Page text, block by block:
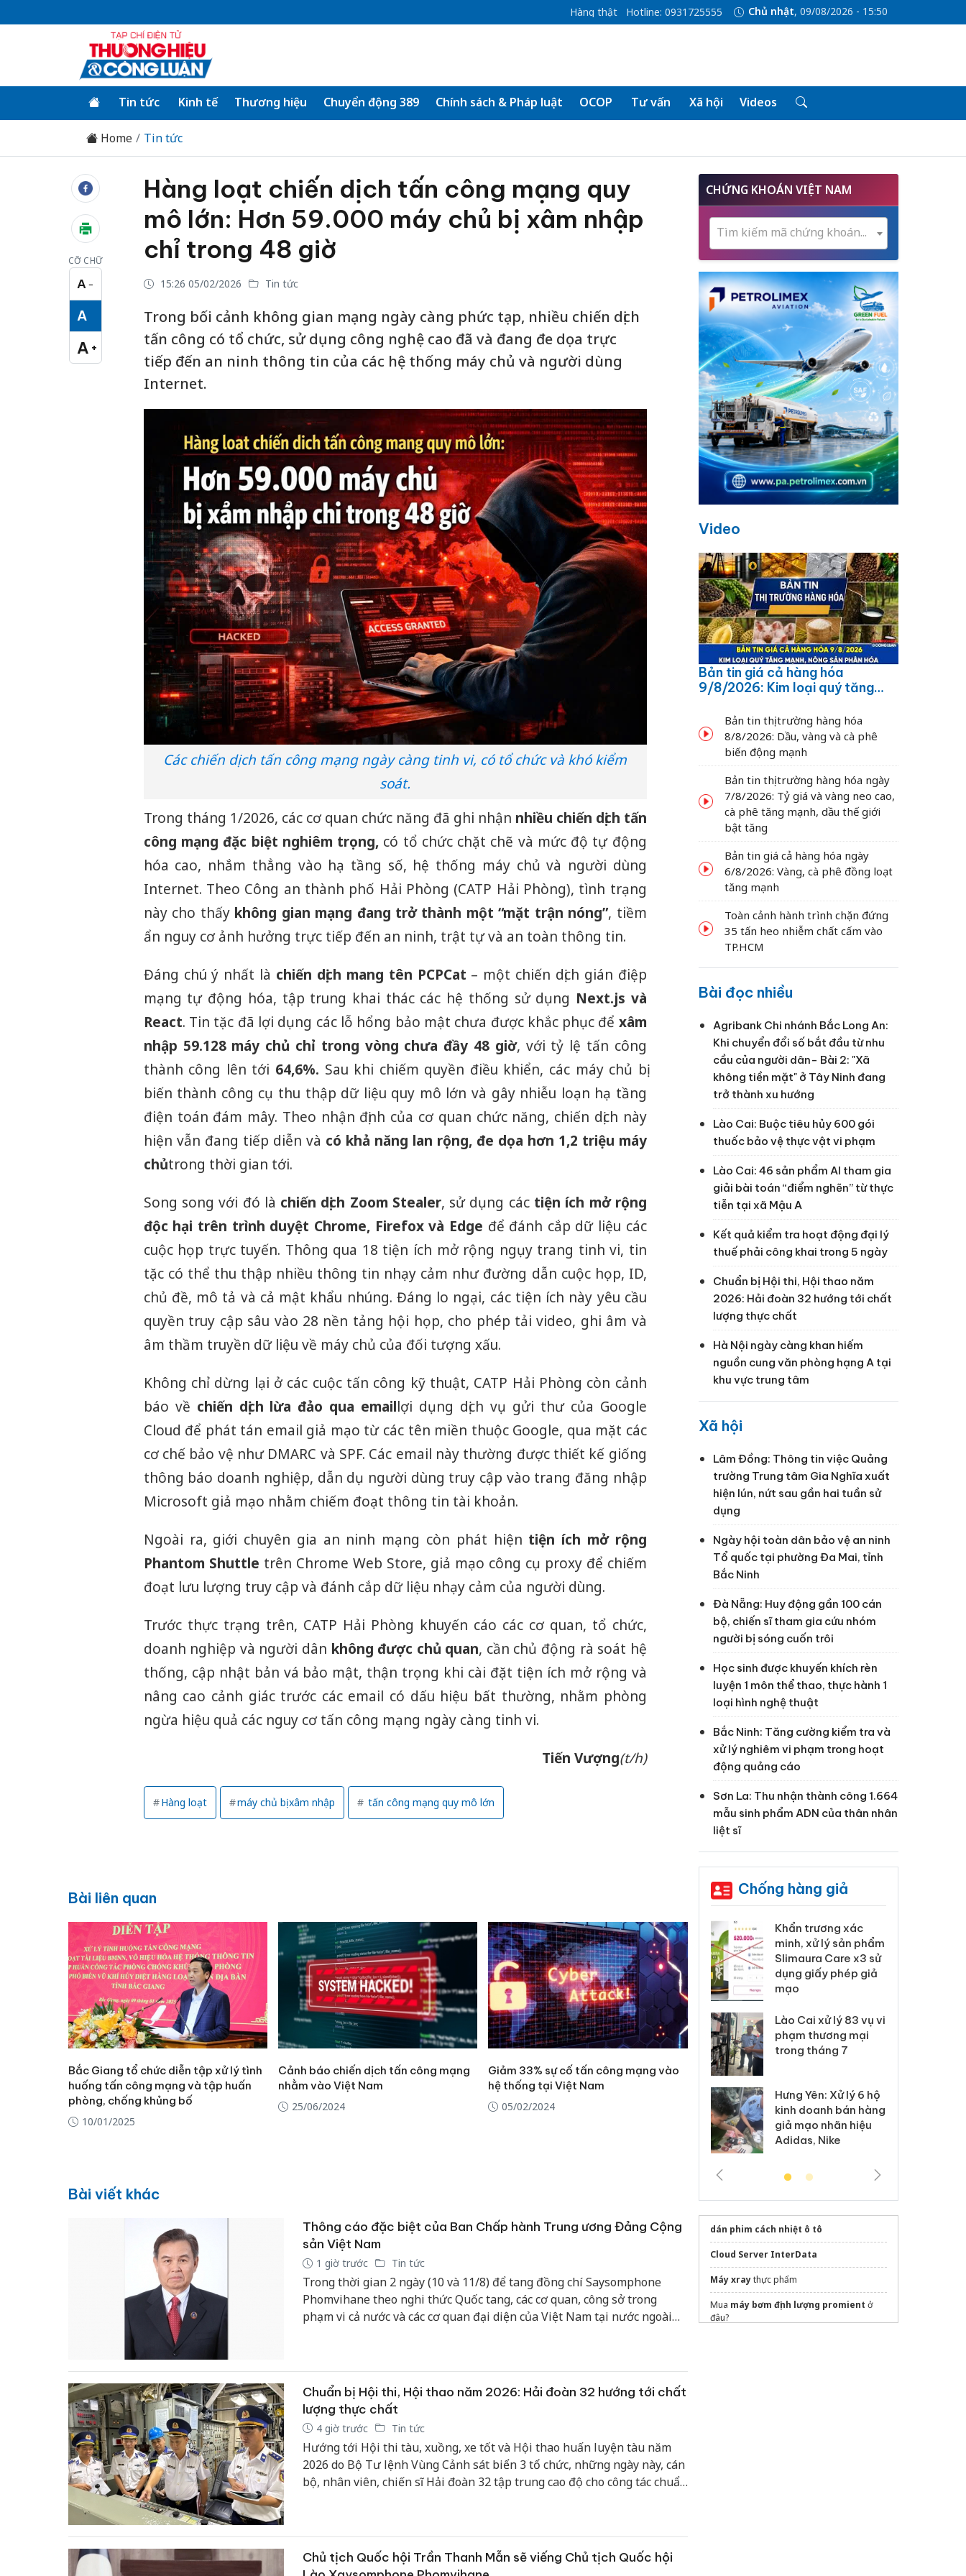
Hàng thật Hotline: 0931725555 Chủ nhật, 09/08/2026 - 15:50
Tin tức Kinh tế Thương hiệu Chuyển động 389 Chính sách & Pháp luật OCOP Tư vấn Xã hội Videos
Home Tin tức
CỠ CHỮ
A −
Cỡ chữ nhỏ
A
Cỡ chữ vừa
A +
Cỡ chữ lớn
Hàng loạt chiến dịch tấn công mạng quy
mô lớn: Hơn 59.000 máy chủ bị xâm nhập
chỉ trong 48 giờ
15:26 05/02/2026 Tin tức
Trong bối cảnh không gian mạng ngày càng phức tạp, nhiều chiến dịch
tấn công có tổ chức, sử dụng công nghệ cao đã và đang đe dọa trực
tiếp đến an ninh thông tin của các hệ thống máy chủ và người dùng
Internet.
Các chiến dịch tấn công mạng ngày càng tinh vi, có tổ chức và khó kiểm
soát.
Trong tháng 1/2026, các cơ quan chức năng đã ghi nhận nhiều chiến dịch tấn
công mạng đặc biệt nghiêm trọng, có tổ chức chặt chẽ và mức độ tự động
hóa cao, nhắm thẳng vào hạ tầng số, hệ thống máy chủ và người dùng
Internet. Theo Công an thành phố Hải Phòng (CATP Hải Phòng), tình trạng
này cho thấy không gian mạng đang trở thành một “mặt trận nóng”, tiềm
ẩn nguy cơ ảnh hưởng trực tiếp đến an ninh, trật tự và an toàn thông tin.
Đáng chú ý nhất là chiến dịch mang tên PCPCat – một chiến dịch gián điệp
mạng tự động hóa, tập trung khai thác các hệ thống sử dụng Next.js và
React. Tin tặc đã lợi dụng các lỗ hổng bảo mật chưa được khắc phục để xâm
nhập 59.128 máy chủ chỉ trong vòng chưa đầy 48 giờ, với tỷ lệ tấn công
thành công lên tới 64,6%. Sau khi chiếm quyền điều khiển, các máy chủ bị
biến thành công cụ thu thập dữ liệu quy mô lớn và gây nhiễu loạn hạ tầng
điện toán đám mây. Theo nhận định của cơ quan chức năng, chiến dịch này
hiện vẫn đang tiếp diễn và có khả năng lan rộng, đe dọa hơn 1,2 triệu máy
chủtrong thời gian tới.
Song song với đó là chiến dịch Zoom Stealer, sử dụng các tiện ích mở rộng
độc hại trên trình duyệt Chrome, Firefox và Edge để đánh cắp dữ liệu các
cuộc họp trực tuyến. Thông qua 18 tiện ích mở rộng ngụy trang tinh vi, tin
tặc có thể thu thập nhiều thông tin nhạy cảm như đường dẫn cuộc họp, ID,
chủ đề, mô tả và cả mật khẩu nhúng. Đáng lo ngại, các tiện ích này yêu cầu
quyền truy cập sâu vào 28 nền tảng hội họp, cho phép tải video, ghi âm và
âm thầm truyền dữ liệu về máy chủ của đối tượng xấu.
Không chỉ dừng lại ở các cuộc tấn công kỹ thuật, CATP Hải Phòng còn cảnh
báo về chiến dịch lừa đảo qua emaillợi dụng dịch vụ gửi thư của Google
Cloud để phát tán email giả mạo từ các tên miền thuộc Google, qua mặt các
cơ chế bảo vệ như DMARC và SPF. Các email này thường được thiết kế giống
thông báo doanh nghiệp, dẫn dụ người dùng truy cập vào trang đăng nhập
Microsoft giả mạo nhằm chiếm đoạt thông tin tài khoản.
Ngoài ra, giới chuyên gia an ninh mạng còn phát hiện tiện ích mở rộng
Phantom Shuttle trên Chrome Web Store, giả mạo công cụ proxy để chiếm
đoạt lưu lượng truy cập và đánh cắp dữ liệu nhạy cảm của người dùng.
Trước thực trạng trên, CATP Hải Phòng khuyến cáo các cơ quan, tổ chức,
doanh nghiệp và người dân không được chủ quan, cần chủ động rà soát hệ
thống, cập nhật bản vá bảo mật, thận trọng khi cài đặt tiện ích mở rộng và
nâng cao cảnh giác trước các email có dấu hiệu bất thường, nhằm phòng
ngừa hiệu quả các nguy cơ tấn công mạng ngày càng tinh vi.
Tiến Vượng(t/h)
Hàng loạt máy chủ bị xâm nhập tấn công mạng quy mô lớn
Bài liên quan
Bắc Giang tổ chức diễn tập xử lý tình
huống tấn công mạng và tập huấn
phòng, chống khủng bố
10/01/2025
Cảnh báo chiến dịch tấn công mạng
nhằm vào Việt Nam
25/06/2024
Giảm 33% sự cố tấn công mạng vào
hệ thống tại Việt Nam
05/02/2024
Bài viết khác
Thông cáo đặc biệt của Ban Chấp hành Trung ương Đảng Cộng
sản Việt Nam
1 giờ trước Tin tức
Trong thời gian 2 ngày (10 và 11/8) để tang đồng chí Saysomphone
Phomvihane theo nghi thức Quốc tang, các cơ quan, công sở trong
phạm vi cả nước và các cơ quan đại diện của Việt Nam tại nước ngoài
Chuẩn bị Hội thi, Hội thao năm 2026: Hải đoàn 32 hướng tới chất
lượng thực chất
4 giờ trước Tin tức
Hướng tới Hội thi tàu, xuồng, xe tốt và Hội thao huấn luyện tàu năm
2026 do Bộ Tư lệnh Vùng Cảnh sát biển 3 tổ chức, những ngày này, cán
bộ, nhân viên, chiến sĩ Hải đoàn 32 tập trung cao độ cho công tác chuẩn
huấn luyện, công tác kỹ thuật và xây dựng chính quy; qua đó tạo chuyển
biến vững chắc về khả năng sẵn sàng chiến đấu, thực hiện nhiệm vụ
của đơn vị.
Chủ tịch Quốc hội Trần Thanh Mẫn sẽ viếng Chủ tịch Quốc hội
CHỨNG KHOÁN VIỆT NAM
Tìm kiếm mã chứng khoán...
Video
Bản tin giá cả hàng hóa
9/8/2026: Kim loại quý tăng
Bản tin thị trường hàng hóa
8/8/2026: Dầu, vàng và cà phê
biến động mạnh
Bản tin thị trường hàng hóa ngày
7/8/2026: Tỷ giá và vàng neo cao,
cà phê tăng mạnh, dầu thế giới
bật tăng
Bản tin giá cả hàng hóa ngày
6/8/2026: Vàng, cà phê đồng loạt
tăng mạnh
Toàn cảnh hành trình chặn đứng
35 tấn heo nhiễm chất cấm vào
TP.HCM
Bài đọc nhiều
Agribank Chi nhánh Bắc Long An:
Khi chuyển đổi số bắt đầu từ nhu
cầu của người dân- Bài 2: "Xã
không tiền mặt" ở Tây Ninh đang
trở thành xu hướng
Lào Cai: Buộc tiêu hủy 600 gói
thuốc bảo vệ thực vật vi phạm
Lào Cai: 46 sản phẩm AI tham gia
giải bài toán “điểm nghẽn” từ thực
tiễn tại xã Mậu A
Kết quả kiểm tra hoạt động đại lý
thuế phải công khai trong 5 ngày
Chuẩn bị Hội thi, Hội thao năm
2026: Hải đoàn 32 hướng tới chất
lượng thực chất
Hà Nội ngày càng khan hiếm
nguồn cung văn phòng hạng A tại
khu vực trung tâm
Xã hội
Lâm Đồng: Thông tin việc Quảng
trường Trung tâm Gia Nghĩa xuất
hiện lún, nứt sau gần hai tuần sử
dụng
Ngày hội toàn dân bảo vệ an ninh
Tổ quốc tại phường Đa Mai, tỉnh
Bắc Ninh
Đà Nẵng: Huy động gần 100 cán
bộ, chiến sĩ tham gia cứu nhóm
người bị sóng cuốn trôi
Học sinh được khuyến khích rèn
luyện 1 môn thể thao, thực hành 1
loại hình nghệ thuật
Bắc Ninh: Tăng cường kiểm tra và
xử lý nghiêm vi phạm trong hoạt
động quảng cáo
Sơn La: Thu nhận thành công 1.664
mẫu sinh phẩm ADN của thân nhân
liệt sĩ
Chống hàng giả
Cà Mau: Tiêu hủy
công khai hàng ngàn
sản phẩm nhập lậu,
bảo vệ môi trường
kinh doanh
Công an Thanh Hóa
tìm bị hại trong vụ
án sản xuất, buôn
bán yến sào giả
Khẩn trương xác
minh, xử lý sản phẩm
Slimaura Care x3 sử
dụng giấy phép giả
mạo
Lào Cai xử lý 83 vụ vi
phạm thương mại
trong tháng 7
Hưng Yên: Xử lý 6 hộ
kinh doanh bán hàng
giả mạo nhãn hiệu
Adidas, Nike
dán phim cách nhiệt ô tô
Cloud Server InterData
Máy xraythực phẩm
Mua máy bơm định lượng promient ở
đâu?